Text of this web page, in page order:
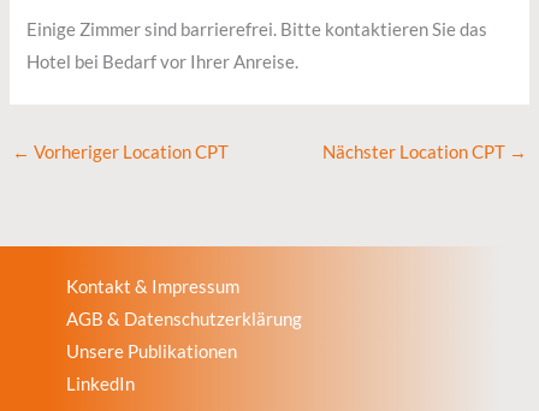
Einige Zimmer sind barrierefrei. Bitte kontaktieren Sie das
Hotel bei Bedarf vor Ihrer Anreise.
← Vorheriger Location CPT Nächster Location CPT →
Kontakt & Impressum
AGB & Datenschutzerklärung
Unsere Publikationen
LinkedIn